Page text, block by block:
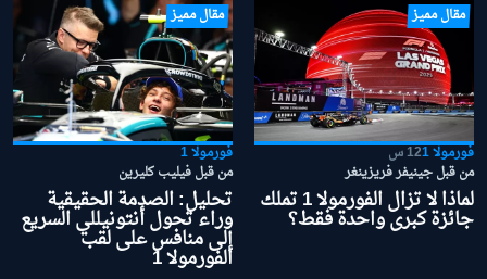
مقال مميز
فورمولا 1 12 س
من قبل جينيفر فريزينغر
لماذا لا تزال الفورمولا 1 تملك
جائزة كبرى واحدة فقط؟
مقال مميز
فورمولا 1
من قبل فيليب كليرين
تحليل: الصدمة الحقيقية
وراء تحول أنتونيللي السريع
إلى منافس على لقب
الفورمولا 1